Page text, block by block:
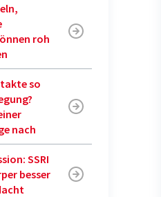
roh
so
nach
SSRI
besser